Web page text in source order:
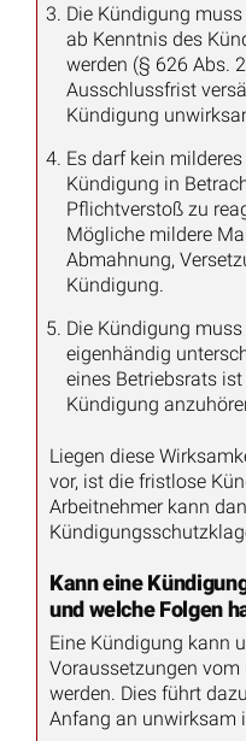
Die Kündigung
ab Kenntnis des
werden (§ 626 Abs.
Ausschlussfrist
Kündigung
Es darf kein
Kündigung in
Pflichtverstoß zu
Mögliche mildere
Abmahnung,
Kündigung.
Die Kündigung
eigenhändig
eines Betriebsrats
Kündigung
Liegen diese
vor, ist die fristlose
Arbeitnehmer kann
Kann eine
und welche Folgen
Eine Kündigung kann
Voraussetzungen
werden. Dies führt
Anfang an unwirksam